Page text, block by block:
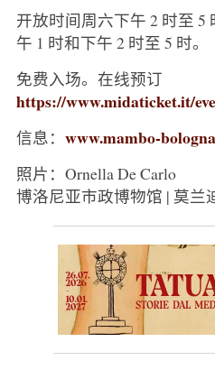
开放时间周六下午 2 时至 5
午 1 时和下午 2 时至 5 时。
免费入场。在线预订
https://www.midaticket.it/
信息： www.mambo-
照片：Ornella De Carlo
博洛尼亚市政博物馆 | 莫兰